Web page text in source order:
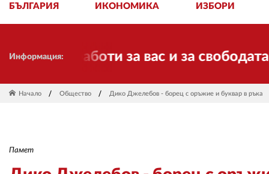
БЪЛГАРИЯ ИКОНОМИКА ИЗБОРИ
Информация:за вас и за свободата,
Начало Общество Дико Джелебов - борец с оръжие и буквар в ръка
Памет